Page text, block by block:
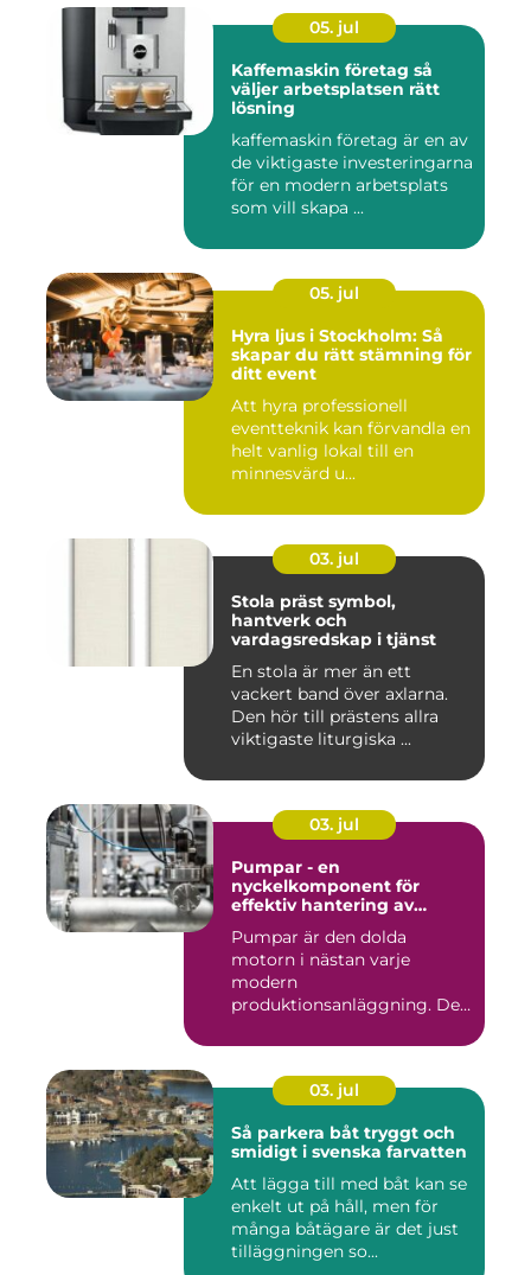
05. jul
Kaffemaskin företag så
väljer arbetsplatsen rätt
lösning
kaffemaskin företag är en av
de viktigaste investeringarna
för en modern arbetsplats
som vill skapa ...
05. jul
Hyra ljus i Stockholm: Så
skapar du rätt stämning för
ditt event
Att hyra professionell
eventteknik kan förvandla en
helt vanlig lokal till en
minnesvärd u...
03. jul
Stola präst symbol,
hantverk och
vardagsredskap i tjänst
En stola är mer än ett
vackert band över axlarna.
Den hör till prästens allra
viktigaste liturgiska ...
03. jul
Pumpar - en
nyckelkomponent för
effektiv hantering av
Pumpar är den dolda
motorn i nästan varje
modern
produktionsanläggning. De
03. jul
Så parkera båt tryggt och
smidigt i svenska farvatten
Att lägga till med båt kan se
enkelt ut på håll, men för
många båtägare är det just
tilläggningen so...